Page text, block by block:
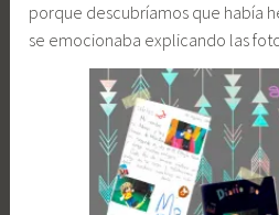
porque descubríamos que había
se emocionaba explicando las